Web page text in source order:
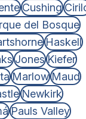
Cushing
del Bosque
Haskell
JonesKiefer
MarlowMaud
Newkirk
Pauls Valley